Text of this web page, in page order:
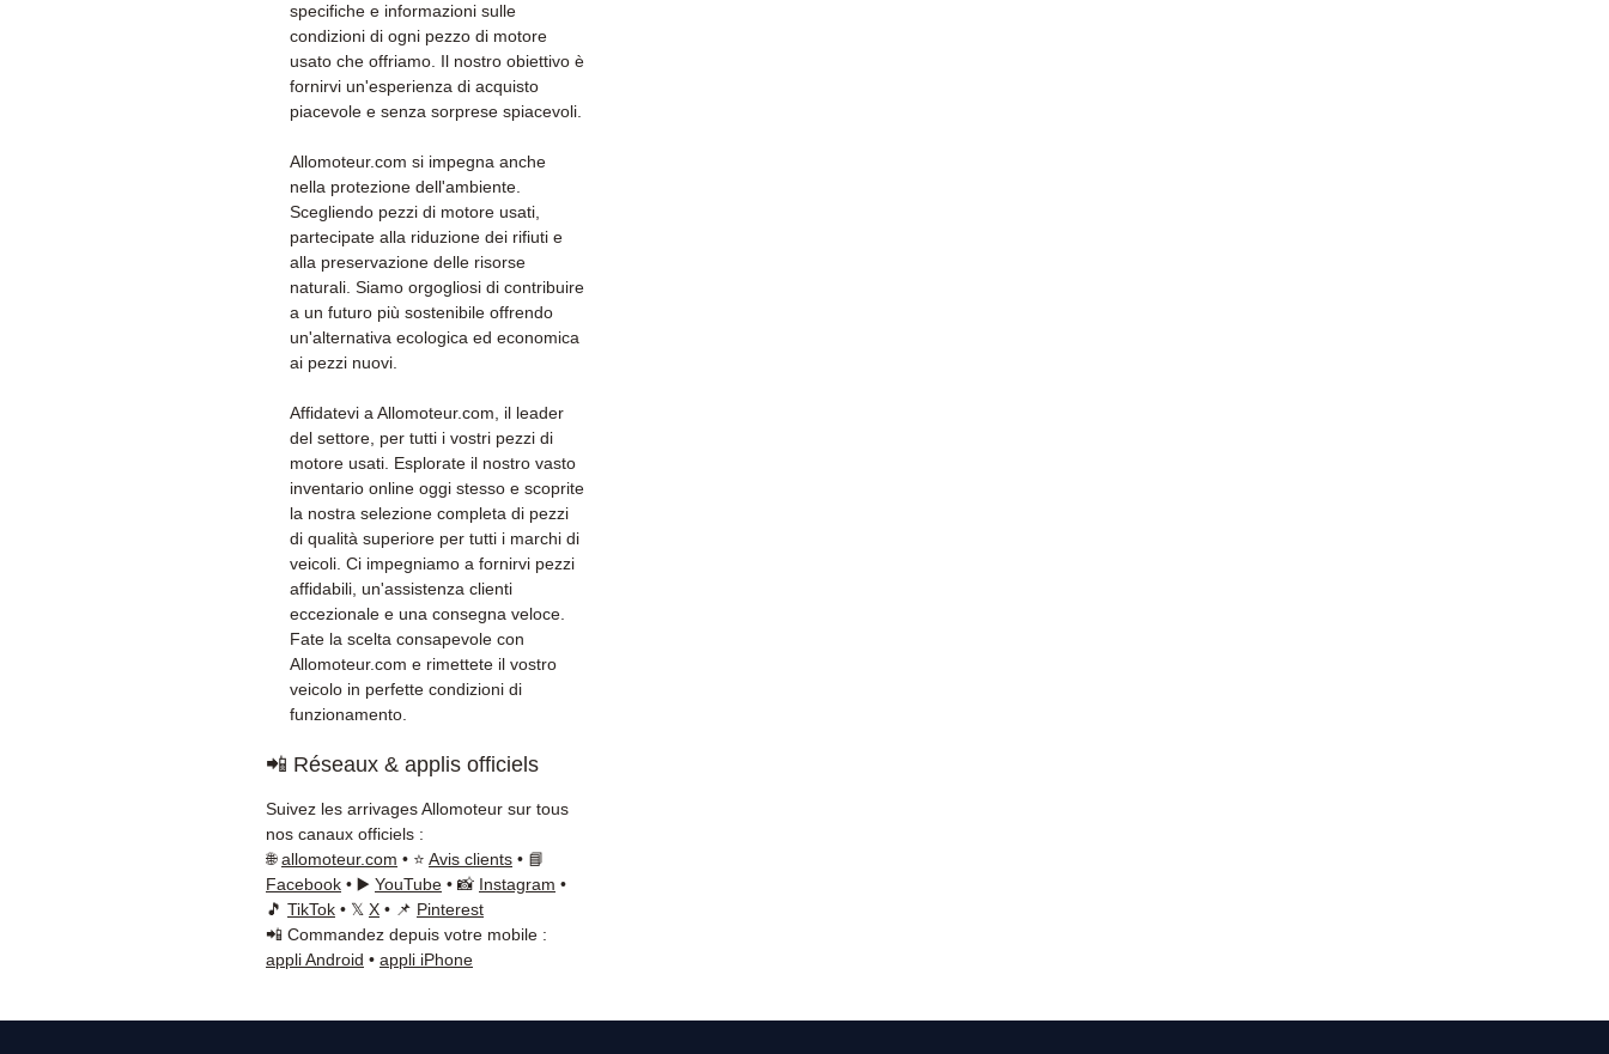
specifiche e informazioni sulle
condizioni di ogni pezzo di motore
usato che offriamo. Il nostro obiettivo è
fornirvi un'esperienza di acquisto
piacevole e senza sorprese spiacevoli.
Allomoteur.com si impegna anche
nella protezione dell'ambiente.
Scegliendo pezzi di motore usati,
partecipate alla riduzione dei rifiuti e
alla preservazione delle risorse
naturali. Siamo orgogliosi di contribuire
a un futuro più sostenibile offrendo
un'alternativa ecologica ed economica
ai pezzi nuovi.
Affidatevi a Allomoteur.com, il leader
del settore, per tutti i vostri pezzi di
motore usati. Esplorate il nostro vasto
inventario online oggi stesso e scoprite
la nostra selezione completa di pezzi
di qualità superiore per tutti i marchi di
veicoli. Ci impegniamo a fornirvi pezzi
affidabili, un'assistenza clienti
eccezionale e una consegna veloce.
Fate la scelta consapevole con
Allomoteur.com e rimettete il vostro
veicolo in perfette condizioni di
funzionamento.
📲 Réseaux & applis officiels
Suivez les arrivages Allomoteur sur tous
nos canaux officiels :
🌐allomoteur.com • ⭐ Avis clients • 📘
Facebook • ▶️ YouTube • 📸 Instagram •
🎵 TikTok • 𝕏 X • 📌 Pinterest
📲 Commandez depuis votre mobile :
appli Android • appli iPhone